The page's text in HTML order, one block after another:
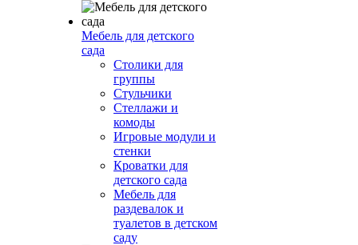
Мебель для детского
сада
Столики для
группы
Стульчики
Стеллажи и
комоды
Игровые модули и
стенки
Кроватки для
детского сада
Мебель для
раздевалок и
туалетов в детском
саду